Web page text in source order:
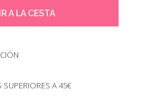
A LA CESTA
SUPERIORES A 45€